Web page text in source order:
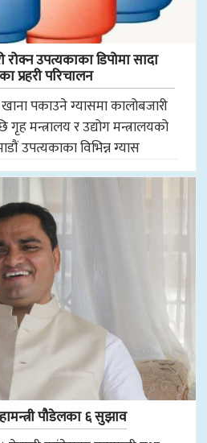
उपत्यकाका डिपोमा सादा
प्रहरी परिचालन
पकाउने ग्यासमा कालोबजारी
मन्त्रालय र उद्योग मन्त्रालयको
उपत्यकाका विभिन्न ग्यास
पौडेलका ६ सुझाव